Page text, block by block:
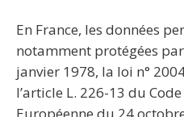
En France, les données
notamment protégées
janvier 1978, la loi n°
l’article L. 226-13 du